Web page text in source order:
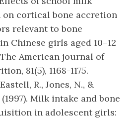
cortical bone accretion
relevant to bone
Chinese girls aged 10–12
American journal of
81(5), 1168-1175.
R., Jones, N., &
(1997). Milk intake and bone
in adolescent girls: